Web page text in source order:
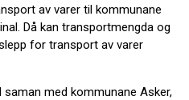
av varer til kommunane
Då kan transportmengda og
for transport av varer
saman med kommunane Asker,